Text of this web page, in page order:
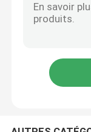
Boule de
Boule en
Roulements à